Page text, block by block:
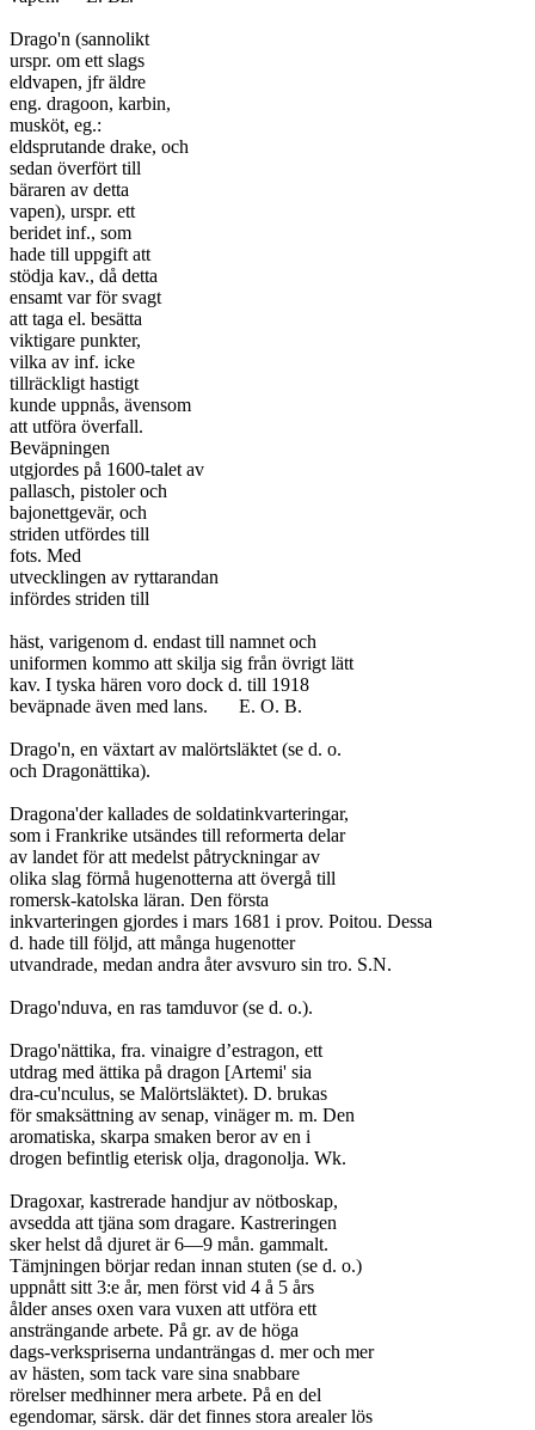
Drago'n (sannolikt
urspr. om ett slags
eldvapen, jfr äldre
eng. dragoon, karbin,
musköt, eg.:
eldsprutande drake, och
sedan överfört till
bäraren av detta
vapen), urspr. ett
beridet inf., som
hade till uppgift att
stödja kav., då detta
ensamt var för svagt
att taga el. besätta
viktigare punkter,
vilka av inf. icke
tillräckligt hastigt
kunde uppnås, ävensom
att utföra överfall.
Beväpningen
utgjordes på 1600-talet av
pallasch, pistoler och
bajonettgevär, och
striden utfördes till
fots. Med
utvecklingen av ryttarandan
infördes striden till
häst, varigenom d. endast till namnet och
uniformen kommo att skilja sig från övrigt lätt
kav. I tyska hären voro dock d. till 1918
beväpnade även med lans.	E. O. B.
Drago'n, en växtart av malörtsläktet (se d. o.
och Dragonättika).
Dragona'der kallades de soldatinkvarteringar,
som i Frankrike utsändes till reformerta delar
av landet för att medelst påtryckningar av
olika slag förmå hugenotterna att övergå till
romersk-katolska läran. Den första
inkvarteringen gjordes i mars 1681 i prov. Poitou. Dessa
d. hade till följd, att många hugenotter
utvandrade, medan andra åter avsvuro sin tro. S.N.
Drago'nduva, en ras tamduvor (se d. o.).
Drago'nättika, fra. vinaigre d’estragon, ett
utdrag med ättika på dragon [Artemi' sia
dra-cu'nculus, se Malörtsläktet). D. brukas
för smaksättning av senap, vinäger m. m. Den
aromatiska, skarpa smaken beror av en i
drogen befintlig eterisk olja, dragonolja. Wk.
Dragoxar, kastrerade handjur av nötboskap,
avsedda att tjäna som dragare. Kastreringen
sker helst då djuret är 6—9 mån. gammalt.
Tämjningen börjar redan innan stuten (se d. o.)
uppnått sitt 3:e år, men först vid 4 å 5 års
ålder anses oxen vara vuxen att utföra ett
ansträngande arbete. På gr. av de höga
dags-verkspriserna undanträngas d. mer och mer
av hästen, som tack vare sina snabbare
rörelser medhinner mera arbete. På en del
egendomar, särsk. där det finnes stora arealer lös